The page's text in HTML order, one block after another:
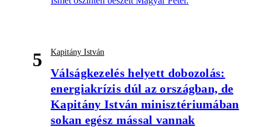
5 Kapitány István
Válságkezelés helyett dobozolás:
energiakrízis dúl az országban, de
Kapitány István minisztériumában
sokan egész mással vannak